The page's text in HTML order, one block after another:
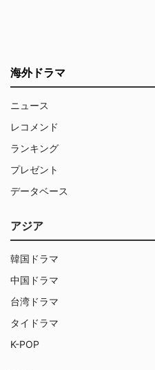
海外ドラマ
ニュース
レコメンド
ランキング
プレゼント
データベース
アジア
韓国ドラマ
中国ドラマ
台湾ドラマ
タイドラマ
K-POP